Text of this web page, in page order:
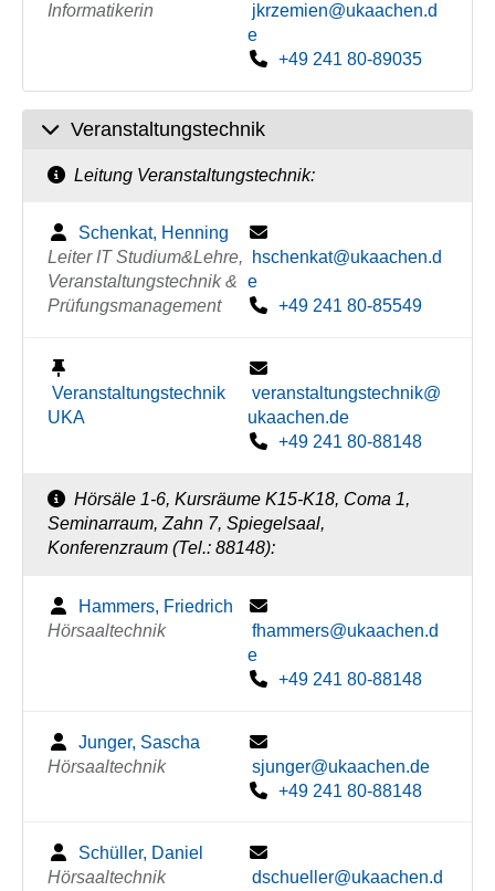
Informatikerin
jkrzemien@ukaachen.d
e
+49 241 80-89035
Veranstaltungstechnik
Leitung Veranstaltungstechnik:
Schenkat, Henning
Leiter IT Studium&Lehre,
Veranstaltungstechnik &
Prüfungsmanagement
hschenkat@ukaachen.d
e
+49 241 80-85549
Veranstaltungstechnik
UKA
veranstaltungstechnik@
ukaachen.de
+49 241 80-88148
Hörsäle 1-6, Kursräume K15-K18, Coma 1,
Seminarraum, Zahn 7, Spiegelsaal,
Konferenzraum (Tel.: 88148):
Hammers, Friedrich
Hörsaaltechnik
fhammers@ukaachen.d
e
+49 241 80-88148
Junger, Sascha
Hörsaaltechnik
sjunger@ukaachen.de
+49 241 80-88148
Schüller, Daniel
Hörsaaltechnik
dschueller@ukaachen.d